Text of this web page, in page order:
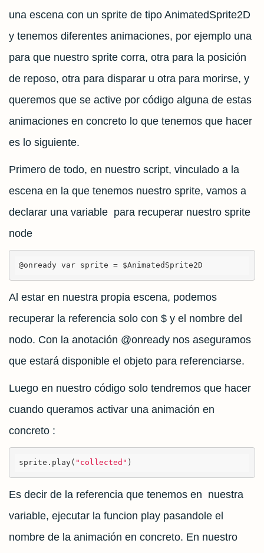
una escena con un sprite de tipo AnimatedSprite2D
y tenemos diferentes animaciones, por ejemplo una
para que nuestro sprite corra, otra para la posición
de reposo, otra para disparar u otra para morirse, y
queremos que se active por código alguna de estas
animaciones en concreto lo que tenemos que hacer
es lo siguiente.
Primero de todo, en nuestro script, vinculado a la
escena en la que tenemos nuestro sprite, vamos a
declarar una variable para recuperar nuestro sprite
node
@onready var sprite = $AnimatedSprite2D
Al estar en nuestra propia escena, podemos
recuperar la referencia solo con $ y el nombre del
nodo. Con la anotación @onready nos aseguramos
que estará disponible el objeto para referenciarse.
Luego en nuestro código solo tendremos que hacer
cuando queramos activar una animación en
concreto :
sprite.play( "collected" )
Es decir de la referencia que tenemos en nuestra
variable, ejecutar la funcion play pasandole el
nombre de la animación en concreto. En nuestro